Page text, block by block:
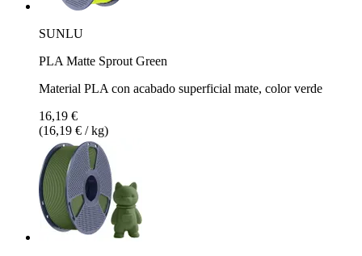
SUNLU
PLA Matte Sprout Green
Material PLA con acabado superficial mate, color verde
16,19 €
(16,19 € / kg)